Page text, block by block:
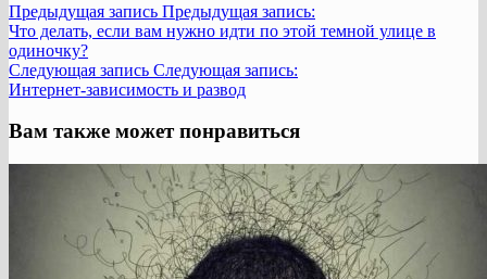
Предыдущая запись Предыдущая запись:
Что делать, если вам нужно идти по этой темной улице в
одиночку?
Следующая запись Следующая запись:
Интернет-зависимость и развод
Вам также может понравиться